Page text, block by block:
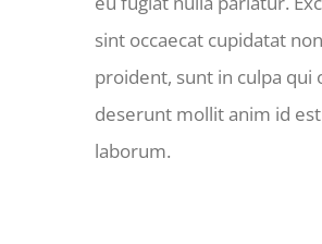
sint occaecat cupidatat non
proident, sunt in culpa qui
deserunt mollit anim id est
laborum.